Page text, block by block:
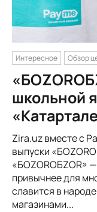
Интересное Обзор
школьной
Zira.uz вместе с
выпуски
«БОZORОБZOR» —
привычнее для
славится в
магазинами...